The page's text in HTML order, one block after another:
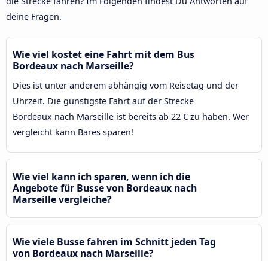
deine Fragen.
Wie viel kostet eine Fahrt mit dem Bus
Bordeaux nach Marseille?
Dies ist unter anderem abhängig vom Reisetag und der
Uhrzeit. Die günstigste Fahrt auf der Strecke
Bordeaux nach Marseille ist bereits ab 22 € zu haben. Wer
vergleicht kann Bares sparen!
Wie viel kann ich sparen, wenn ich die
Angebote für Busse von Bordeaux nach
Marseille vergleiche?
Wie viele Busse fahren im Schnitt jeden Tag
von Bordeaux nach Marseille?